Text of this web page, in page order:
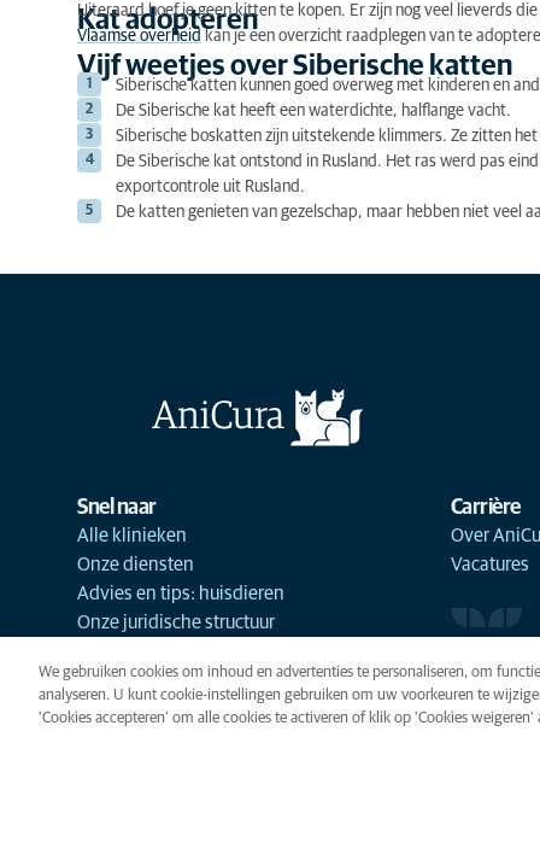
Kat adopteren
Uiteraard hoef je geen kitten te kopen. Er zijn nog veel lieverds
Vlaamse overheid kan je een overzicht raadplegen van te
Vijf weetjes over Siberische katten
Siberische katten kunnen goed overweg met kinderen en
De Siberische kat heeft een waterdichte, halflange vacht.
Siberische boskatten zijn uitstekende klimmers. Ze zitten
De Siberische kat ontstond in Rusland. Het ras werd pas
exportcontrole uit Rusland.
De katten genieten van gezelschap, maar hebben niet veel
Snel naar
Alle klinieken
Onze diensten
Advies en tips: huisdieren
Onze juridische structuur
Carrière
Over
Vacatures
We gebruiken cookies om inhoud en advertenties te personaliseren, om
analyseren. U kunt cookie-instellingen gebruiken om uw voorkeuren te
'Cookies accepteren' om alle cookies te activeren of klik op 'Cookies weigeren'